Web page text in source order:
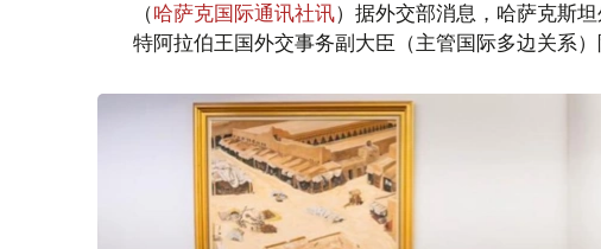
（哈萨克国际通讯社讯）据外交部消息，哈萨克斯
特阿拉伯王国外交事务副大臣（主管国际多边关系）